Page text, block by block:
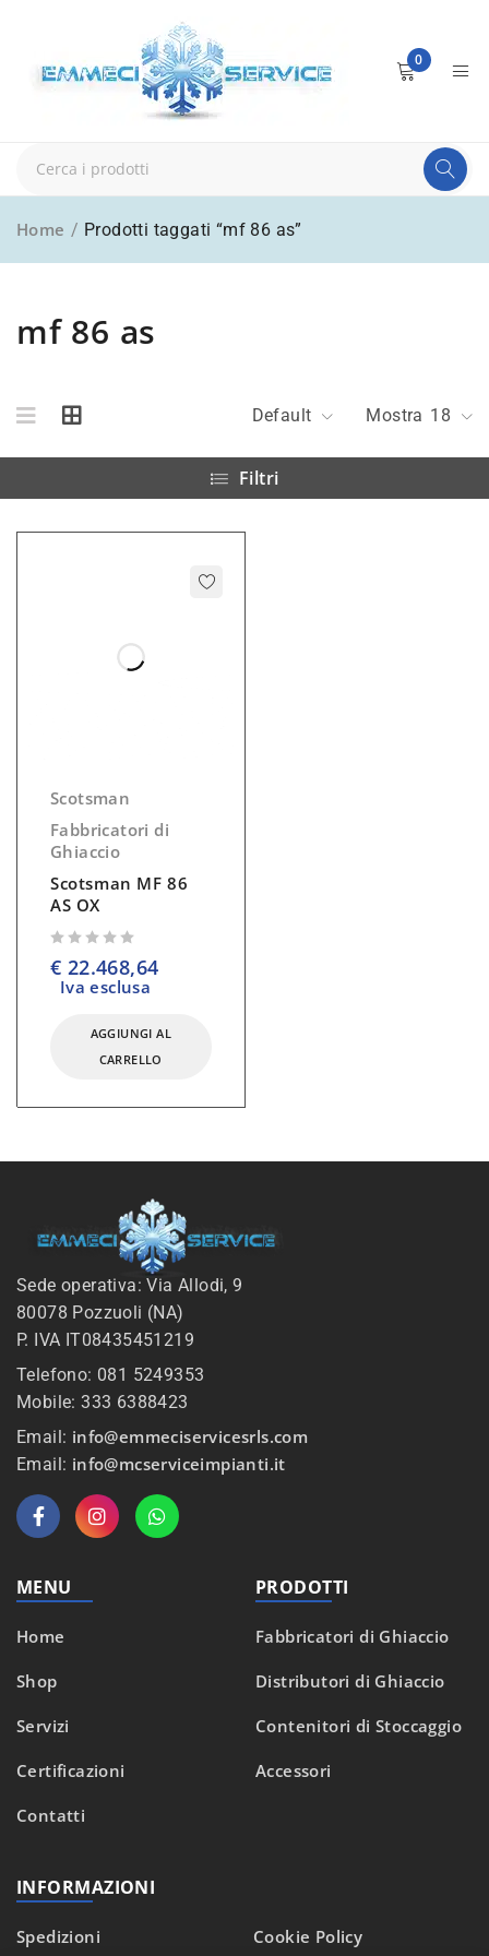
0
mf 86 as
Home / Prodotti taggati “mf 86 as”
Default Mostra 18
Filtri
Scotsman
Fabbricatori di
Ghiaccio
Scotsman MF 86
AS OX
€ 22.468,64
Iva esclusa
AGGIUNGI AL
CARRELLO
Sede operativa: Via Allodi, 9
80078 Pozzuoli (NA)
P. IVA IT08435451219
Telefono: 081 5249353
Mobile: 333 6388423
Email: info@emmeciservicesrls.com
Email: info@mcserviceimpianti.it
MENU
Home
Shop
Servizi
Certificazioni
Contatti
PRODOTTI
Fabbricatori di Ghiaccio
Distributori di Ghiaccio
Contenitori di Stoccaggio
Accessori
INFORMAZIONI
Spedizioni Cookie Policy